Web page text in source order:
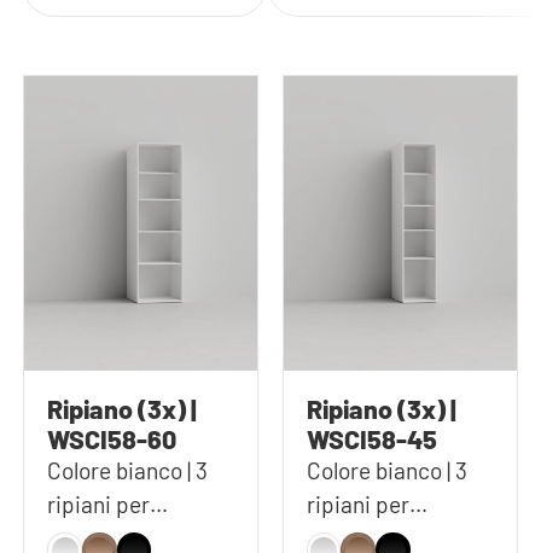
Ripiano (3x) |
WSCI58-60
Colore bianco | 3
ripiani per
l'armadio alto
Ripiano (3x) |
WSCI58-45
Colore bianco | 3
ripiani per
l'armadio alto